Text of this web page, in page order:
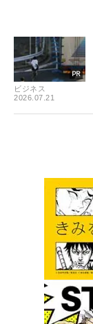
ビジネス
2026.07.21